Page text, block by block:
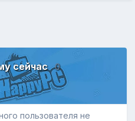
сейчас0
пользователя не